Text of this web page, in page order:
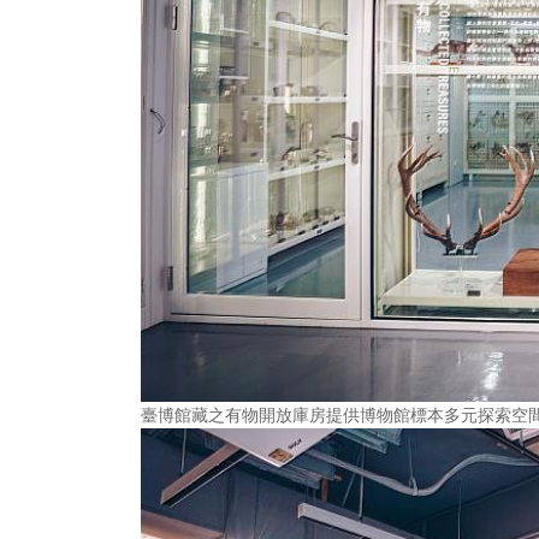
臺博館藏之有物開放庫房提供博物館標本多元探索空